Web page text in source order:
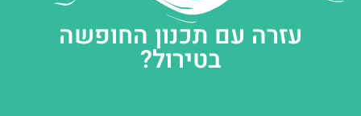
עזרה עם תכנון החופשה
בטירול?